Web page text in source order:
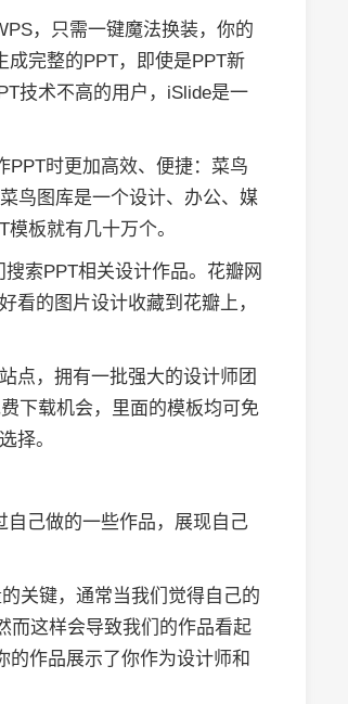
，只需一键魔法换装，你的
完整的PPT，即使是PPT新
技术不高的用户，iSlide是一
PPT时更加高效、便捷：菜鸟
鸟图库是一个设计、办公、媒
板就有几十万个。
索PPT相关设计作品。花瓣网
看的图片设计收藏到花瓣上，
点，拥有一批强大的设计师团
下载机会，里面的模板均可免
择。
自己做的一些作品，展现自己
关键，通常当我们觉得自己的
而这样会导致我们的作品看起
的作品展示了你作为设计师和